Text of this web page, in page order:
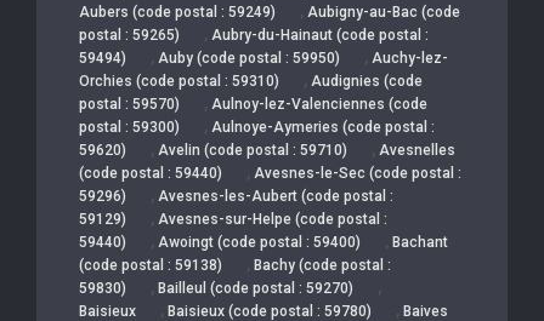
Aubers (code postal : 59249) , Aubigny-au-Bac (code
postal : 59265)
, Aubry-du-Hainaut (code postal :
59494)
, Auby (code postal : 59950) , Auchy-lez-
Orchies (code postal : 59310)
, Audignies (code
postal : 59570)
, Aulnoy-lez-Valenciennes (code
postal : 59300)
, Aulnoye-Aymeries (code postal :
59620)
, Avelin (code postal : 59710) , Avesnelles
(code postal : 59440)
, Avesnes-le-Sec (code postal :
59296)
, Avesnes-les-Aubert (code postal :
59129)
, Avesnes-sur-Helpe (code postal :
59440)
, Awoingt (code postal : 59400) , Bachant
(code postal : 59138)
, Bachy (code postal :
59830)
, Bailleul (code postal : 59270) ,
Baisieux , Baisieux (code postal : 59780) , Baives